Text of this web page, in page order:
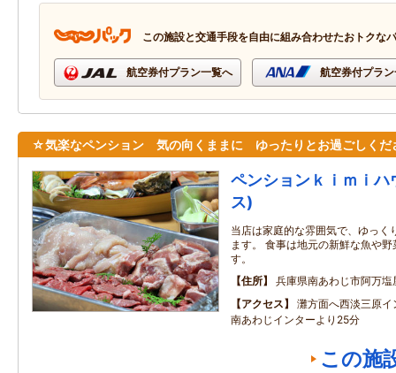
この施設と交通手段を自由に組み合わせたおトクな
航空券付プラン一覧へ 航空券付プラ
☆気楽なペンション 気の向くままに ゆったりとお過ごしくだ
ペンションｋｉｍｉ
ス)
当店は家庭的な雰囲気で、ゆっく
ます。 食事は地元の新鮮な魚や
す。
住所
兵庫県南あわじ市阿万塩
アクセス
灘方面へ西淡三原
南あわじインターより25分
この施